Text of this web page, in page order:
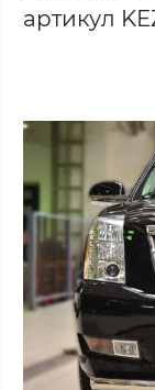
артикул